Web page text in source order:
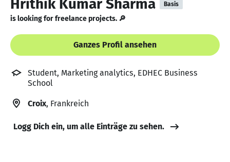
Hrithik Kumar Sharma Basis
is looking for freelance projects. 🔎
Ganzes Profil ansehen
Student, Marketing analytics, EDHEC Business
School
Croix, Frankreich
Logg Dich ein, um alle Einträge zu sehen.